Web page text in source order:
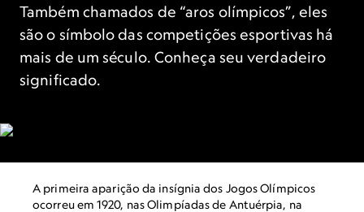
Também chamados de “aros olímpicos”, eles
são o símbolo das competições esportivas há
mais de um século. Conheça seu verdadeiro
significado.
A primeira aparição da insígnia dos Jogos Olímpicos
ocorreu em 1920, nas Olimpíadas de Antuérpia, na